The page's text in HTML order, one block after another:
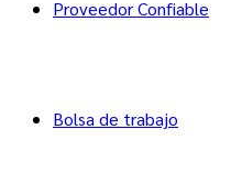
Proveedor Confiable
Bolsa de trabajo